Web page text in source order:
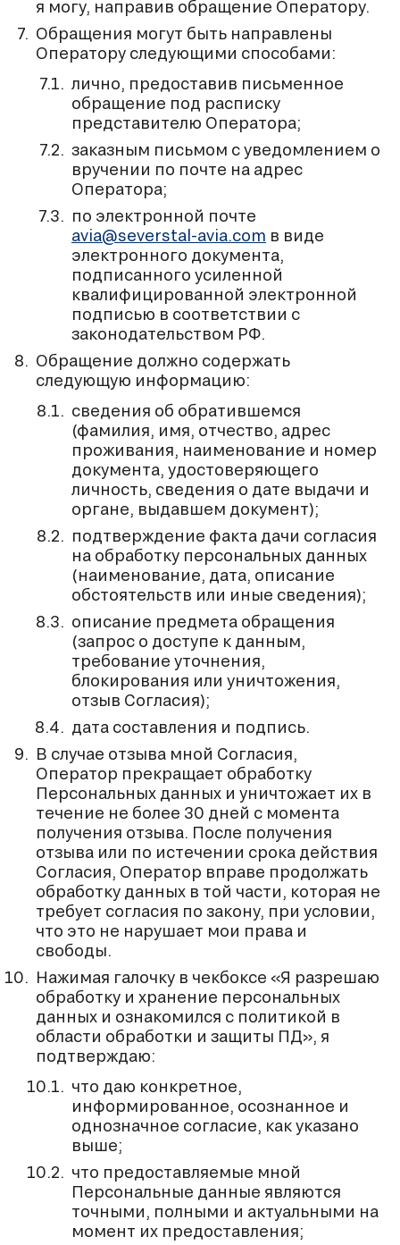
я могу, направив обращение Оператору.
Обращения могут быть направлены
Оператору следующими способами:
лично, предоставив письменное
обращение под расписку
представителю Оператора;
заказным письмом с уведомлением о
вручении по почте на адрес
Оператора;
по электронной почте
avia@severstal-avia.com в виде
электронного документа,
подписанного усиленной
квалифицированной электронной
подписью в соответствии с
законодательством РФ.
Обращение должно содержать
следующую информацию:
сведения об обратившемся
(фамилия, имя, отчество, адрес
проживания, наименование и номер
документа, удостоверяющего
личность, сведения о дате выдачи и
органе, выдавшем документ);
подтверждение факта дачи согласия
на обработку персональных данных
(наименование, дата, описание
обстоятельств или иные сведения);
описание предмета обращения
(запрос о доступе к данным,
требование уточнения,
блокирования или уничтожения,
отзыв Согласия);
дата составления и подпись.
В случае отзыва мной Согласия,
Оператор прекращает обработку
Персональных данных и уничтожает их в
течение не более 30 дней с момента
получения отзыва. После получения
отзыва или по истечении срока действия
Согласия, Оператор вправе продолжать
обработку данных в той части, которая не
требует согласия по закону, при условии,
что это не нарушает мои права и
свободы.
Нажимая галочку в чекбоксе «Я разрешаю
обработку и хранение персональных
данных и ознакомился с политикой в
области обработки и защиты ПД», я
подтверждаю:
что даю конкретное,
информированное, осознанное и
однозначное согласие, как указано
выше;
что предоставляемые мной
Персональные данные являются
точными, полными и актуальными на
момент их предоставления;